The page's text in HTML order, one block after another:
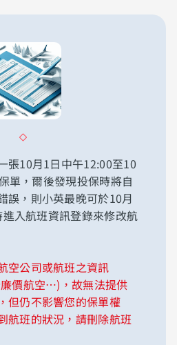
張10月1日中午12:00至10
單，爾後發現投保時將自
誤，則小英最晚可於10月
入航班資訊登錄來修改航
空公司或航班之資訊
價航空…)，故無法提供
但仍不影響您的保單權
航班的狀況，請刪除航班